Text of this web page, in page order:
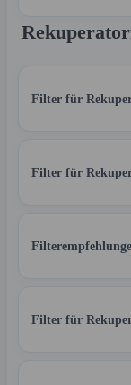
Filter für
Filter für
Filter für